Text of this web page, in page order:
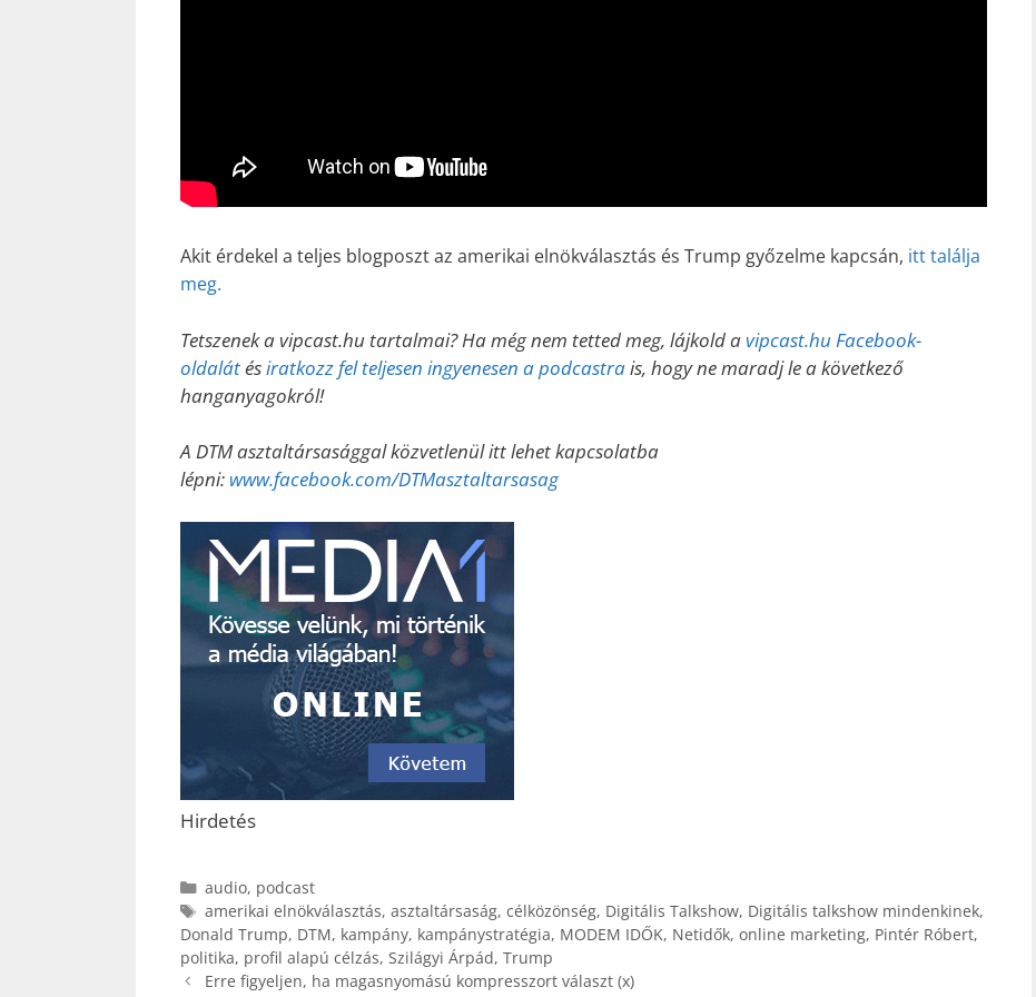
Akit érdekel a teljes blogposzt az amerikai elnökválasztás és Trump győzelme kapcsán, itt találja
meg.
Tetszenek a vipcast.hu tartalmai? Ha még nem tetted meg, lájkold avipcast.hu Facebook-
oldalátésiratkozz fel teljesen ingyenesen a podcastrais, hogy ne maradj le a következő
hanganyagokról!
A DTM asztaltársasággal közvetlenül itt lehet kapcsolatba
lépni: www.facebook.com/DTMasztaltarsasag
Hirdetés
Kategória
audio, podcast
Címkék
amerikai elnökválasztás, asztaltársaság, célközönség, Digitális Talkshow, Digitális talkshow mindenkinek,
Donald Trump, DTM, kampány, kampánystratégia, MODEM IDŐK, Netidők, online marketing, Pintér Róbert,
politika, profil alapú célzás, Szilágyi Árpád, Trump
Erre figyeljen, ha magasnyomású kompresszort választ (x)